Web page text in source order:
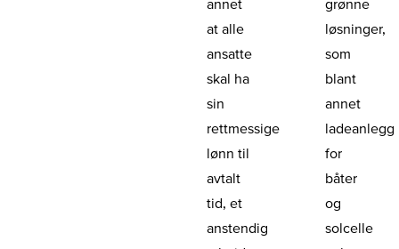
annet
at alle
ansatte
skal ha
sin
rettmessige
lønn til
avtalt
tid, et
anstendig
grønne
løsninger,
som
blant
annet
ladeanlegg
for
båter
og
solcelle